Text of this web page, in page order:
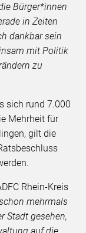
Bürger*innen
in Zeiten
dankbar sein
mit Politik
zu
sich rund 7.000
Mehrheit für
gilt die
Rhein-Kreis
mehrmals
Stadt gesehen,